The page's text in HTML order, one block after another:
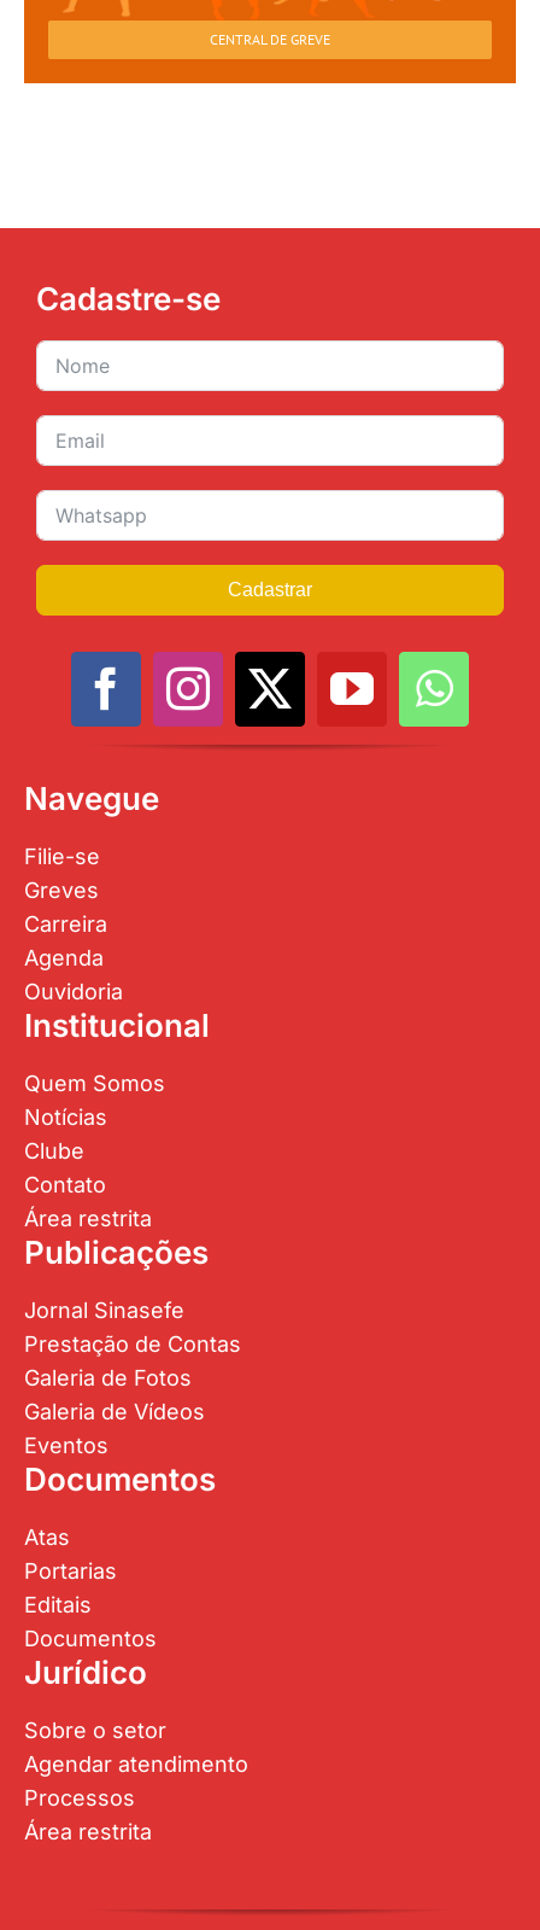
CENTRAL DE GREVE
Cadastre-se
Cadastrar
Navegue
Filie-se
Greves
Carreira
Agenda
Ouvidoria
Institucional
Quem Somos
Notícias
Clube
Contato
Área restrita
Publicações
Jornal Sinasefe
Prestação de Contas
Galeria de Fotos
Galeria de Vídeos
Eventos
Documentos
Atas
Portarias
Editais
Documentos
Jurídico
Sobre o setor
Agendar atendimento
Processos
Área restrita